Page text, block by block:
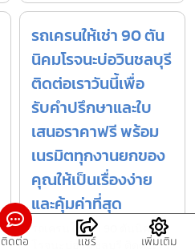
รถเครนให้เช่า 90 ตัน
นิคมโรจนะบ่อวินชลบุรี
ติดต่อเราวันนี้เพื่อ
รับคำปรึกษาและใบ
เสนอราคาฟรี พร้อม
เนรมิตทุกงานยกของ
คุณให้เป็นเรื่องง่าย
และคุ้มค่าที่สุด
รถเครนให้เช่า 90 ตันนิคม
โรจนะบ่อวินชลบุรี ติดต่อเรา
ติดต่อ แชร์ เพิ่มเติม